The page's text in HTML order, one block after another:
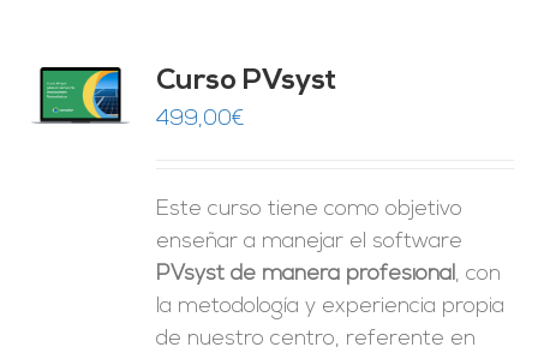
Curso PVsyst
499,00€
Este curso tiene como objetivo
enseñar a manejar el software
PVsyst de manera profesional, con
la metodología y experiencia propia
de nuestro centro, referente en